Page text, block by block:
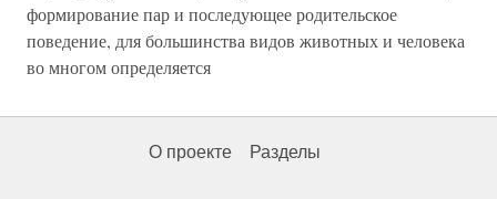
формирование пар и последующее родительское
поведение, для большинства видов животных и человека
во многом определяется
О проекте Разделы